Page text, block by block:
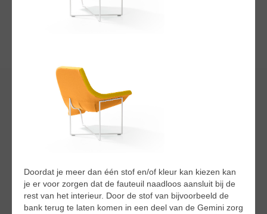
Doordat je meer dan één stof en/of kleur kan kiezen kan
je er voor zorgen dat de fauteuil naadloos aansluit bij de
rest van het interieur. Door de stof van bijvoorbeeld de
bank terug te laten komen in een deel van de Gemini zorg